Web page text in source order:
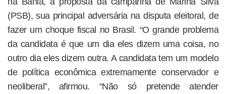
(PSB), sua principal adversária na disputa eleitoral, de
fazer um choque fiscal no Brasil. “O grande problema
da candidata é que um dia eles dizem uma coisa, no
outro dia eles dizem outra. A candidata tem um modelo
de política econômica extremamente conservador e
neoliberal”, afirmou. “Não só pretende atender